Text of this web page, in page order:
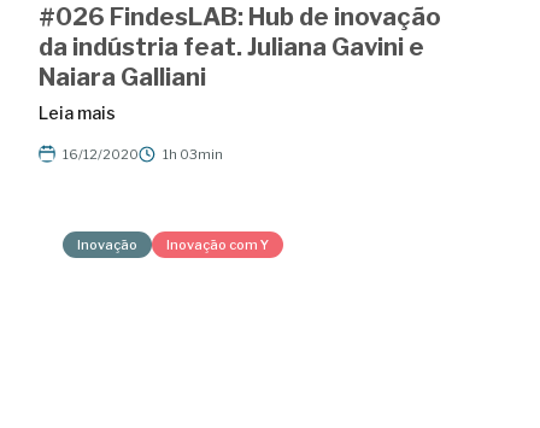
#026 FindesLAB: Hub de inovação
da indústria feat. Juliana Gavini e
Naiara Galliani
Leia mais
16/12/2020 1h 03min
Inovação Inovação com Y